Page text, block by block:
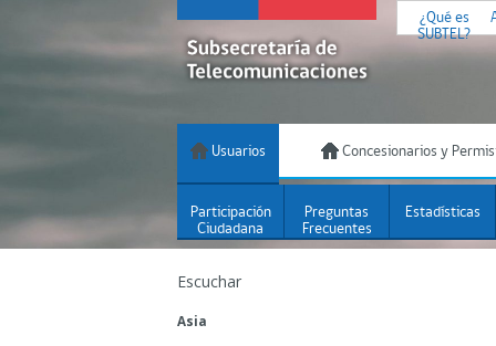
¿Qué es
SUBTEL?
Usuarios Concesionarios y
Participación
Ciudadana
Preguntas
Frecuentes
Estadísticas
Escuchar
Asia